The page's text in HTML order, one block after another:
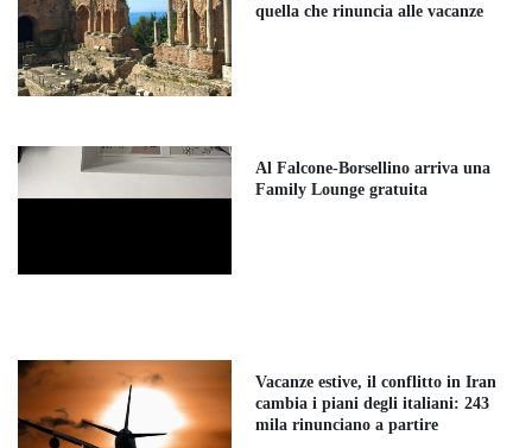
quella che rinuncia alle vacanze
Al Falcone-Borsellino arriva una
Family Lounge gratuita
Vacanze estive, il conflitto in Iran
cambia i piani degli italiani: 243
mila rinunciano a partire